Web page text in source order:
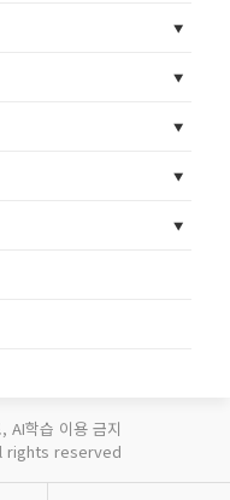
AI학습 이용 금지
rights reserved